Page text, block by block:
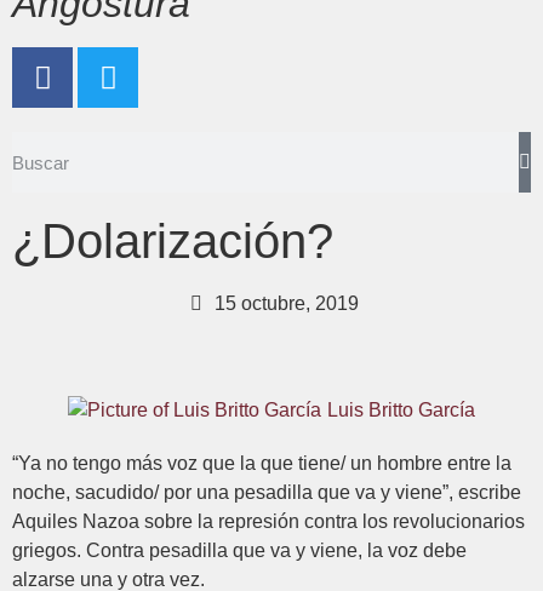
¿Dolarización?
15 octubre, 2019
Luis Britto García
“Ya no tengo más voz que la que tiene/ un hombre entre la
noche, sacudido/ por una pesadilla que va y viene”, escribe
Aquiles Nazoa sobre la represión contra los revolucionarios
griegos. Contra pesadilla que va y viene, la voz debe
alzarse una y otra vez.